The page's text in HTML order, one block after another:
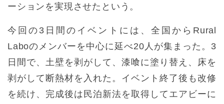
ーションを実現させたという。
今回の3日間のイベントには、全国からRural
Laboのメンバーを中心に延べ20人が集まった。3
日間で、土壁を剥がして、漆喰に塗り替え、床を
剥がして断熱材を入れた。イベント終了後も改修
を続け、完成後は民泊新法を取得してエアビーに